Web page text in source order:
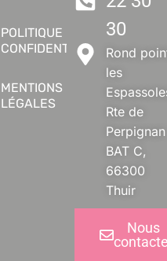
POLITIQUE DE
CONFIDENTIALITÉ
MENTIONS
LÉGALES
30
Rond
les
Rte de
Perpignan
BAT C,
66300
Thuir
Nous